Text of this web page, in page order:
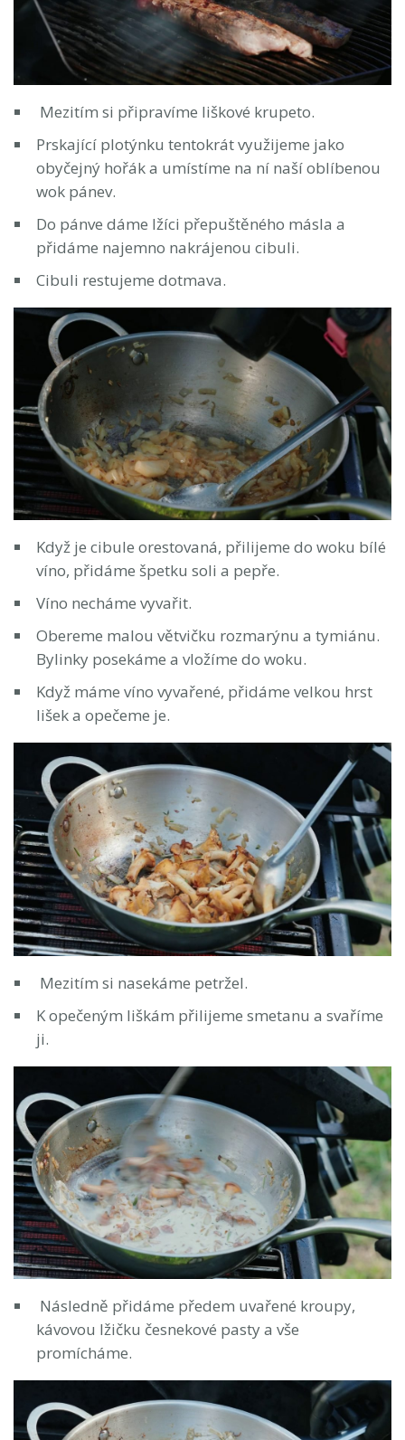
Mezitím si připravíme liškové krupeto.
Prskající plotýnku tentokrát využijeme jako
obyčejný hořák a umístíme na ní naší oblíbenou
wok pánev.
Do pánve dáme lžíci přepuštěného másla a
přidáme najemno nakrájenou cibuli.
Cibuli restujeme dotmava.
Když je cibule orestovaná, přilijeme do woku bílé
víno, přidáme špetku soli a pepře.
Víno necháme vyvařit.
Obereme malou větvičku rozmarýnu a tymiánu.
Bylinky posekáme a vložíme do woku.
Když máme víno vyvařené, přidáme velkou hrst
lišek a opečeme je.
Mezitím si nasekáme petržel.
K opečeným liškám přilijeme smetanu a svaříme
ji.
Následně přidáme předem uvařené kroupy,
kávovou lžičku česnekové pasty a vše
promícháme.